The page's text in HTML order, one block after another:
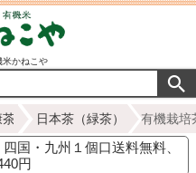
米かねこや
日本茶（緑茶） 有機栽培
国・九州１個口送料無料、
円